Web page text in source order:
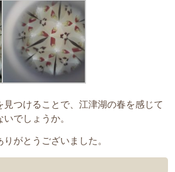
見つけることで、江津湖の春を感じて
でしょうか。
がとうございました。